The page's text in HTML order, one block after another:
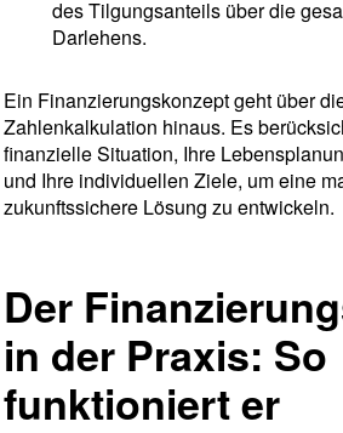
des Tilgungsanteils über die
Darlehens.
Ein Finanzierungskonzept geht über
Zahlenkalkulation hinaus. Es
finanzielle Situation, Ihre
und Ihre individuellen Ziele, um eine
zukunftssichere Lösung zu entwickeln.
Der
in der Praxis: So
funktioniert er